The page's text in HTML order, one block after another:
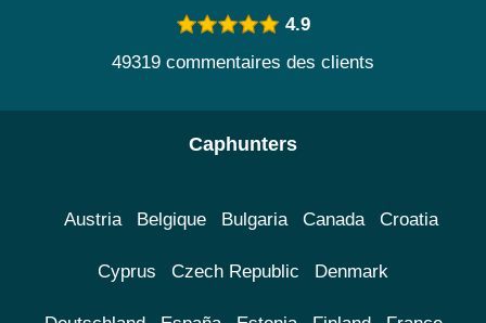
4.9
49319 commentaires des clients
Caphunters
Austria Belgique Bulgaria Canada Croatia
Cyprus Czech Republic Denmark